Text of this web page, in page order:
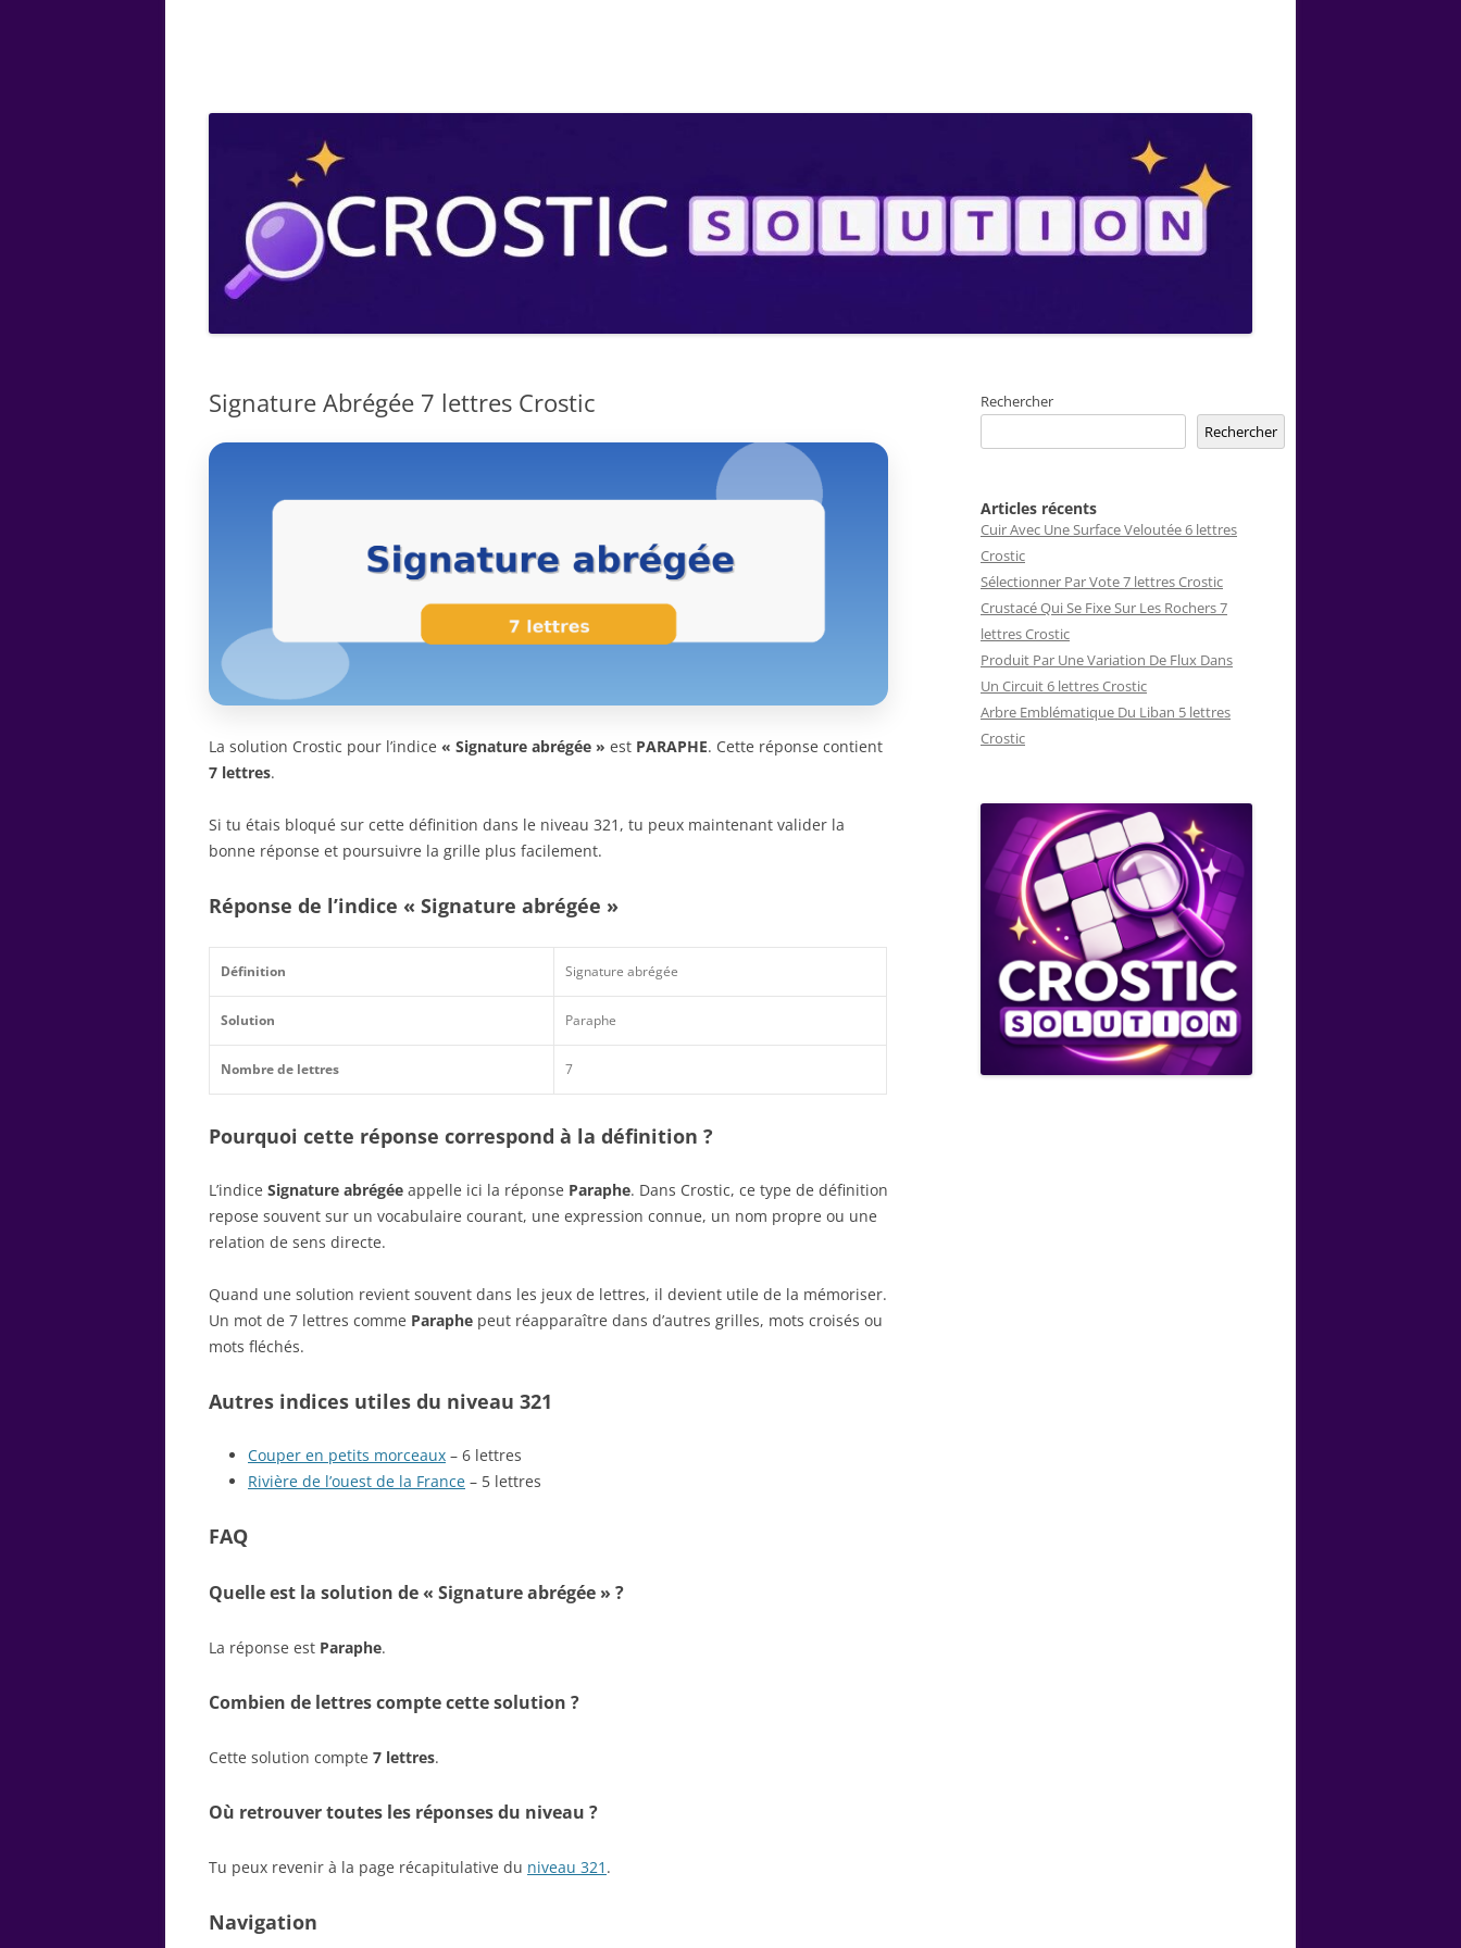
Signature Abrégée 7 lettres Crostic
La solution Crostic pour l’indice « Signature abrégée » est PARAPHE. Cette réponse contient
7 lettres.
Si tu étais bloqué sur cette définition dans le niveau 321, tu peux maintenant valider la
bonne réponse et poursuivre la grille plus facilement.
Réponse de l’indice « Signature abrégée »
Définition Signature abrégée
Solution Paraphe
Nombre de lettres 7
Pourquoi cette réponse correspond à la définition ?
L’indice Signature abrégée appelle ici la réponse Paraphe. Dans Crostic, ce type de définition
repose souvent sur un vocabulaire courant, une expression connue, un nom propre ou une
relation de sens directe.
Quand une solution revient souvent dans les jeux de lettres, il devient utile de la mémoriser.
Un mot de 7 lettres comme Paraphe peut réapparaître dans d’autres grilles, mots croisés ou
mots fléchés.
Autres indices utiles du niveau 321
Couper en petits morceaux – 6 lettres
Rivière de l’ouest de la France – 5 lettres
FAQ
Quelle est la solution de « Signature abrégée » ?
La réponse est Paraphe.
Combien de lettres compte cette solution ?
Cette solution compte 7 lettres.
Où retrouver toutes les réponses du niveau ?
Tu peux revenir à la page récapitulative du niveau 321 .
Navigation
Rechercher
Rechercher
Articles récents
Cuir Avec Une Surface Veloutée 6 lettres
Crostic
Sélectionner Par Vote 7 lettres Crostic
Crustacé Qui Se Fixe Sur Les Rochers 7
lettres Crostic
Produit Par Une Variation De Flux Dans
Un Circuit 6 lettres Crostic
Arbre Emblématique Du Liban 5 lettres
Crostic